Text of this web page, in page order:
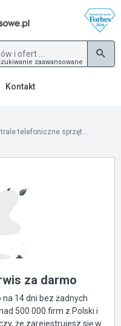
zaawansowane
Kontakt
telefoniczne sprzęt...
za darmo
14 dni bez żadnych
500 000 firm z Polski i
że zarejestrujesz się w